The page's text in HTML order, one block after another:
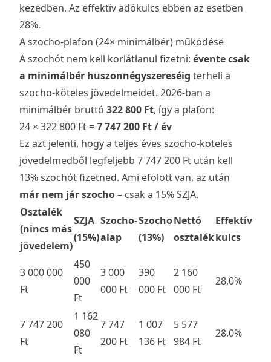
kezedben. Az effektív adókulcs ebben az esetben
28%.
A szocho-plafon (24× minimálbér) működése
A szochót nem kell korlátlanul fizetni: évente csak
a minimálbér huszonnégyszereséig terheli a
szocho-köteles jövedelmeidet. 2026-ban a
minimálbér bruttó 322 800 Ft, így a plafon:
24 × 322 800 Ft =7 747 200 Ft / év
Ez azt jelenti, hogy a teljes éves szocho-köteles
jövedelmedből legfeljebb 7 747 200 Ft után kell
13% szochót fizetned. Ami efölött van, az után
már nem jár szocho– csak a 15% SZJA.
Osztalék
(nincs más
jövedelem)
SZJA
(15%)
Szocho-
alap
Szocho
(13%)
Nettó
osztalék
Effektív
kulcs
3 000 000
Ft
450
000
Ft
3 000
000 Ft
390
000 Ft
2 160
000 Ft
28,0%
7 747 200
Ft
1 162
080
Ft
7 747
200 Ft
1 007
136 Ft
5 577
984 Ft
28,0%